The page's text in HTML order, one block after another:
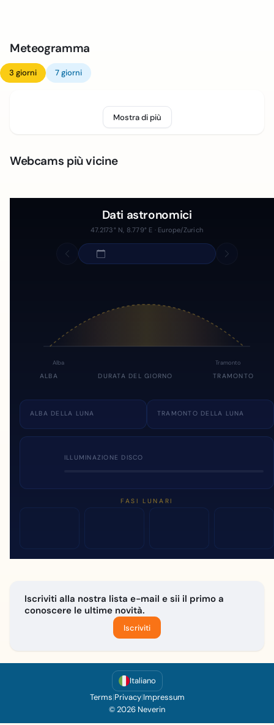
Meteogramma
3 giorni 7 giorni
Mostra di più
Webcams più vicine
Dati astronomici
47.2173° N, 8.779° E · Europe/Zurich
Alba Tramonto
ALBA DURATA DEL GIORNO TRAMONTO
ALBA DELLA LUNA TRAMONTO DELLA LUNA
ILLUMINAZIONE DISCO
FASI LUNARI
Iscriviti alla nostra lista e-mail e sii il primo a
conoscere le ultime novità.
Iscriviti
Italiano
Terms|Privacy|Impressum
© 2026 Neverin